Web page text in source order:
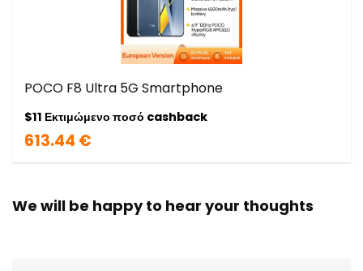
POCO F8 Ultra 5G Smartphone
$11 Εκτιμώμενο ποσό cashback
613.44 €
We will be happy to hear your thoughts